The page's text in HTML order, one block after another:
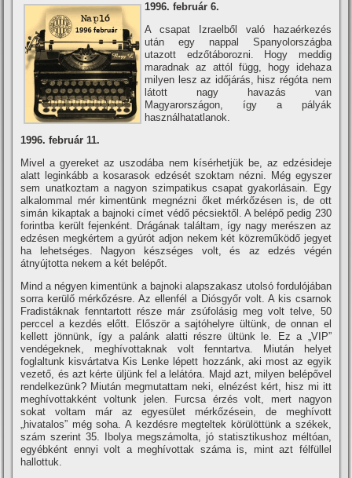
1996. február 6.
A csapat Izraelből való hazaérkezés
után egy nappal Spanyolországba
utazott edzőtáborozni. Hogy meddig
maradnak az attól függ, hogy idehaza
milyen lesz az időjárás, hisz régóta nem
látott nagy havazás van
Magyarországon, í­gy a pályák
használhatatlanok.
1996. február 11.
Mivel a gyereket az uszodába nem kí­sérhetjük be, az edzésideje
alatt leginkább a kosarasok edzését szoktam nézni. Még egyszer
sem unatkoztam a nagyon szimpatikus csapat gyakorlásain. Egy
alkalommal mér kimentünk megnézni őket mérkőzésen is, de ott
simán kikaptak a bajnoki cí­met védő pécsiektől. A belépő pedig 230
forintba került fejenként. Drágának találtam, í­gy nagy merészen az
edzésen megkértem a gyúrót adjon nekem két közreműködő jegyet
ha lehetséges. Nagyon készséges volt, és az edzés végén
átnyújtotta nekem a két belépőt.
Mind a négyen kimentünk a bajnoki alapszakasz utolsó fordulójában
sorra kerülő mérkőzésre. Az ellenfél a Diósgyőr volt. A kis csarnok
Fradistáknak fenntartott része már zsúfolásig meg volt telve, 50
perccel a kezdés előtt. Először a sajtóhelyre ültünk, de onnan el
kellett jönnünk, í­gy a palánk alatti részre ültünk le. Ez a „VIP”
vendégeknek, meghí­vottaknak volt fenntartva. Miután helyet
foglaltunk kisvártatva Kis Lenke lépett hozzánk, aki most az egyik
vezető, és azt kérte üljünk fel a lelátóra. Majd azt, milyen belépővel
rendelkezünk? Miután megmutattam neki, elnézést kért, hisz mi itt
meghí­vottakként voltunk jelen. Furcsa érzés volt, mert nagyon
sokat voltam már az egyesület mérkőzésein, de meghí­vott
„hivatalos” még soha. A kezdésre megteltek körülöttünk a székek,
szám szerint 35. Ibolya megszámolta, jó statisztikushoz méltóan,
egyébként ennyi volt a meghí­vottak száma is, mint azt félfüllel
hallottuk.